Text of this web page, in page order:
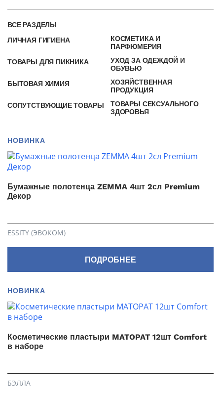
ВСЕ РАЗДЕЛЫ
ЛИЧНАЯ ГИГИЕНА
КОСМЕТИКА И
ПАРФЮМЕРИЯ
ТОВАРЫ ДЛЯ ПИКНИКА
УХОД ЗА ОДЕЖДОЙ И
ОБУВЬЮ
БЫТОВАЯ ХИМИЯ
ХОЗЯЙСТВЕННАЯ
ПРОДУКЦИЯ
СОПУТСТВУЮЩИЕ ТОВАРЫ
ТОВАРЫ СЕКСУАЛЬНОГО
ЗДОРОВЬЯ
НОВИНКА
Бумажные полотенца ZEMMA 4шт 2сл Premium
Декор
ESSITY (ЭВОКОМ)
ПОДРОБНЕЕ
НОВИНКА
Косметические пластыри MATOPAT 12шт Comfort
в наборе
БЭЛЛА